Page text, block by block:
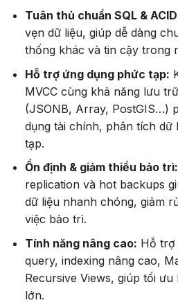
Tuân thủ chuẩn SQL &
vẹn dữ liệu, giúp dễ dàng
thống khác và tin cậy trong
Hỗ trợ ứng dụng phức tạp:
MVCC cùng khả năng lưu
(JSONB, Array, PostGIS…)
dụng tài chính, phân tích dữ
tạp.
Ổn định & giảm thiểu bảo trì:
replication và hot backups
dữ liệu nhanh chóng, giảm
việc bảo trì.
Tính năng nâng cao: Hỗ trợ
query, indexing nâng cao,
Recursive Views, giúp tối
lớn.